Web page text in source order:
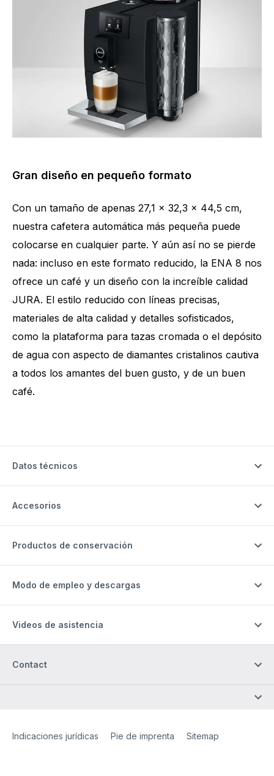
Gran diseño en pequeño formato
Con un tamaño de apenas 27,1 x 32,3 x 44,5 cm,
nuestra cafetera automática más pequeña puede
colocarse en cualquier parte. Y aún así no se pierde
nada: incluso en este formato reducido, la ENA 8 nos
ofrece un café y un diseño con la increíble calidad
JURA. El estilo reducido con líneas precisas,
materiales de alta calidad y detalles sofisticados,
como la plataforma para tazas cromada o el depósito
de agua con aspecto de diamantes cristalinos cautiva
a todos los amantes del buen gusto, y de un buen
café.
Datos técnicos
Accesorios
Productos de conservación
Modo de empleo y descargas
Videos de asistencia
Contact
Site Web
[Website information]
Indicaciones jurídicas Pie de imprenta Sitemap